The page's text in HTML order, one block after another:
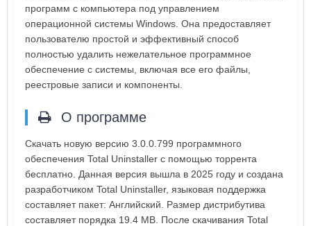
программ с компьютера под управлением
операционной системы Windows. Она предоставляет
пользователю простой и эффективный способ
полностью удалить нежелательное программное
обеспечение с системы, включая все его файлы,
реестровые записи и компоненты.
О программе
Скачать новую версию 3.0.0.799 программного
обеспечения Total Uninstaller с помощью торрента
бесплатно. Данная версия вышла в 2025 году и создана
разработчиком Total Uninstaller, языковая поддержка
составляет пакет: Английский. Размер дистрибутива
составляет порядка 19.4 MB. После скачивания Total